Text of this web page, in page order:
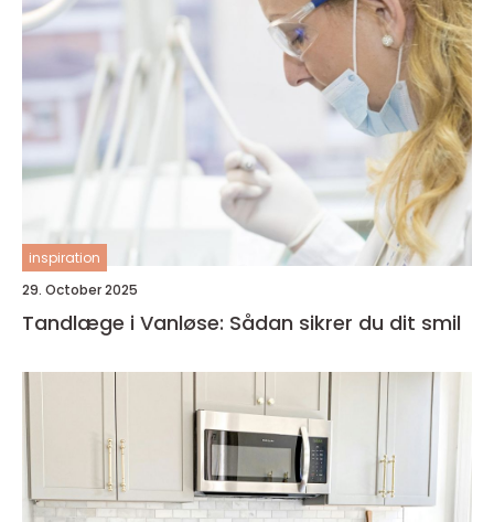
inspiration
29. October 2025
Tandlæge i Vanløse: Sådan sikrer du dit smil